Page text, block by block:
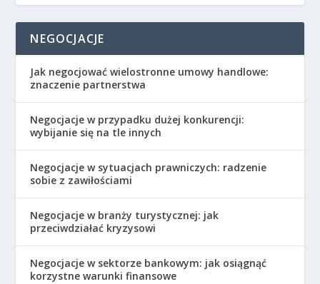
NEGOCJACJE
Jak negocjować wielostronne umowy handlowe:
znaczenie partnerstwa
Negocjacje w przypadku dużej konkurencji:
wybijanie się na tle innych
Negocjacje w sytuacjach prawniczych: radzenie
sobie z zawiłościami
Negocjacje w branży turystycznej: jak
przeciwdziałać kryzysowi
Negocjacje w sektorze bankowym: jak osiągnąć
korzystne warunki finansowe